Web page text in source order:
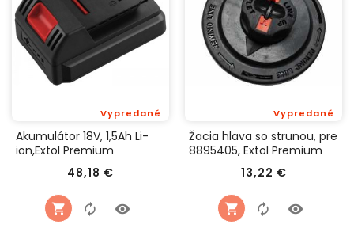
Akumulátor 18V, 1,5Ah Li-
ion,Extol Premium
8895600B48,18 €
Vypredané
Žacia hlava so strunou, pre
8895405, Extol Premium
8895405D13,22 €
Vypredané
Cena